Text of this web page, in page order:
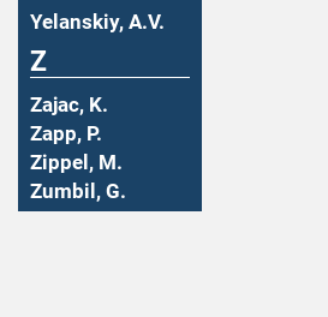
Yelanskiy, A.V.
Z
Zajac, K.
Zapp, P.
Zippel, M.
Zumbil, G.